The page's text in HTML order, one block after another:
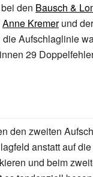
den Bausch &
Anne Kremerund
Aufschlaglinie
29
den zweiten
anstatt auf
und beim